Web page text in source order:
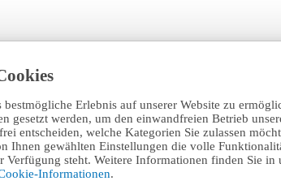
Erlebnis auf unserer Website zu
gesetzt werden, um den einwandfreien Betrieb
entscheiden, welche Kategorien Sie zulassen
Ihnen gewählten Einstellungen die volle
Verfügung steht. Weitere Informationen finden Sie in
Informationen.